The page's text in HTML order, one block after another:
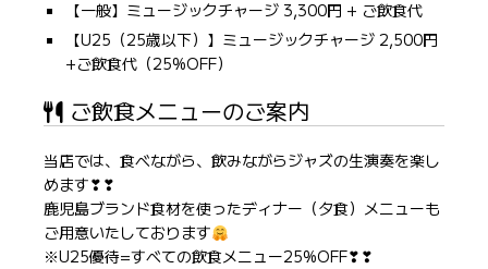
【一般】ミュージックチャージ 3,300円 + ご飲食代
【U25（25歳以下）】ミュージックチャージ 2,500円
+ご飲食代（25%OFF）
ご飲食メニューのご案内
当店では、食べながら、飲みながらジャズの生演奏を楽し
めます❣❣
鹿児島ブランド食材を使ったディナー（夕食）メニューも
ご用意いたしております
※U25優待=すべての飲食メニュー25%OFF❣❣